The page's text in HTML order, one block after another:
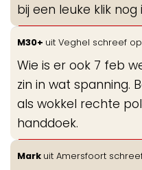
bij een leuke klik
M30+ uit Veghel schreef op
Wie is er ook 7 feb
zin in wat spanning.
als wokkel rechte
handdoek.
Mark uit Amersfoort